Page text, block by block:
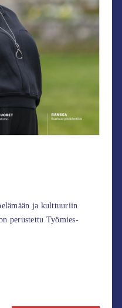
ja kulttuuriin
perustettu Työmies-